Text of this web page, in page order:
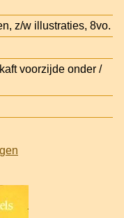
z/w illustraties, 8vo.
voorzijde onder /